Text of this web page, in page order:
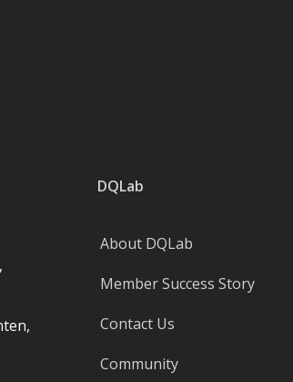
DQLab
About DQLab
Member Success Story
Contact Us
Community